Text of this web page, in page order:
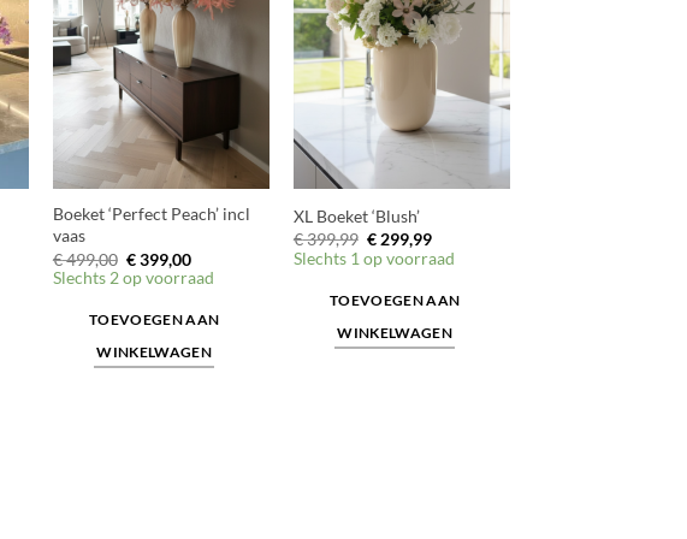
Boeket ‘Perfect Peach’ incl
vaas
€499,00 Oorspronkelijke
prijs
was:
€399,00Huidige
prijs
Slechts 2 op voorraad
TOEVOEGEN AAN
WINKELWAGEN
XL Boeket ‘Blush’
€399,99 Oorspronkelijke
prijs
was:
€299,99Huidige
prijs
Slechts 1 op voorraad
TOEVOEGEN AAN
WINKELWAGEN